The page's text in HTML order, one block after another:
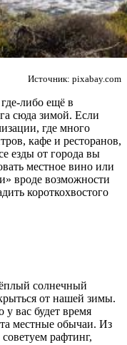
Источник: pixabay.com
либо ещё в
сюда зимой. Если
где много
кафе и ресторанов,
езды от города вы
местное вино или
вроде возможности
короткохвостого
солнечный
от нашей зимы.
у вас будет время
местные обычаи. Из
рафтинг,